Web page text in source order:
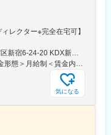
されています。
門領域の知見を得たり、診
結果的に患者さんにより
す。単なる情報共有にと
て臨床力とモチベーション
当社サービスの大きな強み
レクター※完全在宅可】
＜勤務地詳細＞本社住所：東京都新宿区新宿6-24-20 KDX新宿6丁目ビル10F勤務地最寄駅：都営大江戸線、東京メトロ副都心線／東新宿駅受動喫煙対策：屋内全面禁煙変更の範囲：会社の定める事業所（リモートワーク含む）
＜予定年収＞375万円～675万円＜賃金形態＞月給制＜賃金内訳＞月額（基本給）：250,000円～450,000円＜月給＞250,000円～450,000円＜昇給有無＞有＜残業手当＞有＜給与補足＞■賞与：年2回※25年度実績4.08ヶ月分■昇給：年1回賃金はあくまでも目安の金額であり、選考を通じて上下する可能性があります。月給(月額)は固定手当を含めた表記です。
気になる